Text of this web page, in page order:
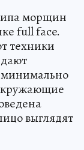
морщин
full face.
техники
выглядят